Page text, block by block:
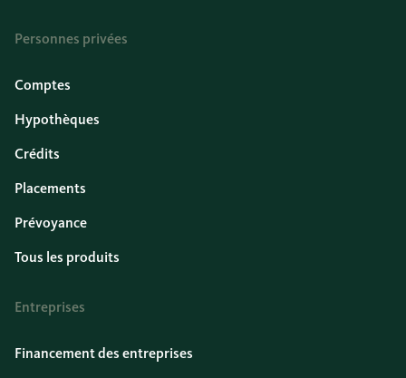
Personnes privées
Comptes
Hypothèques
Crédits
Placements
Prévoyance
Tous les produits
Entreprises
Financement des entreprises